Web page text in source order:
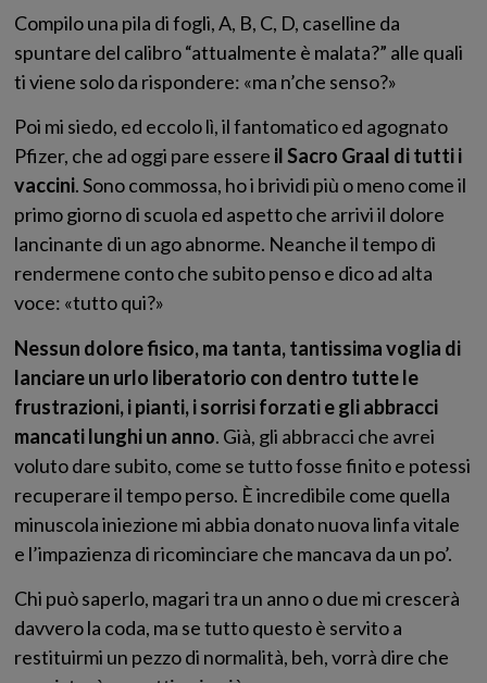
Compilo una pila di fogli, A, B, C, D, caselline da
spuntare del calibro “attualmente è malata?” alle quali
ti viene solo da rispondere: «ma n’che senso?»
Poi mi siedo, ed eccolo lì, il fantomatico ed agognato
Pfizer, che ad oggi pare essere il Sacro Graal di tutti i
vaccini. Sono commossa, ho i brividi più o meno come il
primo giorno di scuola ed aspetto che arrivi il dolore
lancinante di un ago abnorme. Neanche il tempo di
rendermene conto che subito penso e dico ad alta
voce: «tutto qui?»
Nessun dolore fisico, ma tanta, tantissima voglia di
lanciare un urlo liberatorio con dentro tutte le
frustrazioni, i pianti, i sorrisi forzati e gli abbracci
mancati lunghi un anno. Già, gli abbracci che avrei
voluto dare subito, come se tutto fosse finito e potessi
recuperare il tempo perso. È incredibile come quella
minuscola iniezione mi abbia donato nuova linfa vitale
e l’impazienza di ricominciare che mancava da un po’.
Chi può saperlo, magari tra un anno o due mi crescerà
davvero la coda, ma se tutto questo è servito a
restituirmi un pezzo di normalità, beh, vorrà dire che